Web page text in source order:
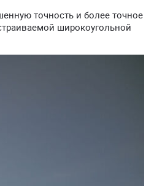
точность и более точное
широкоугольной